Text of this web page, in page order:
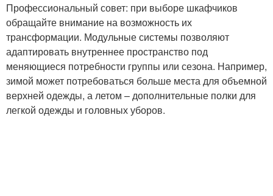
Профессиональный совет: при выборе шкафчиков
обращайте внимание на возможность их
трансформации. Модульные системы позволяют
адаптировать внутреннее пространство под
меняющиеся потребности группы или сезона. Например,
зимой может потребоваться больше места для объемной
верхней одежды, а летом – дополнительные полки для
легкой одежды и головных уборов.